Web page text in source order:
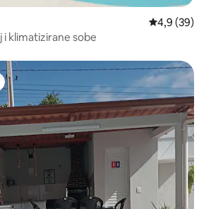
Prosječna
4,9 (39)
i klimatizirane sobe
s oznakom „Odabrali gosti”